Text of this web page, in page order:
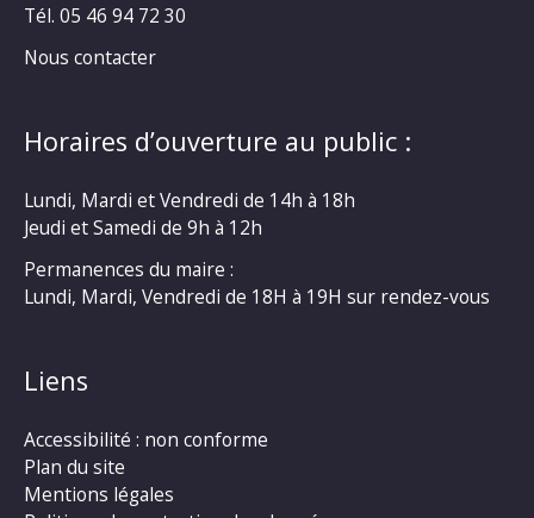
Tél. 05 46 94 72 30
Nous contacter
Horaires d’ouverture au public :
Lundi, Mardi et Vendredi de 14h à 18h
Jeudi et Samedi de 9h à 12h
Permanences du maire :
Lundi, Mardi, Vendredi de 18H à 19H sur rendez-vous
Liens
Accessibilité : non conforme
Plan du site
Mentions légales